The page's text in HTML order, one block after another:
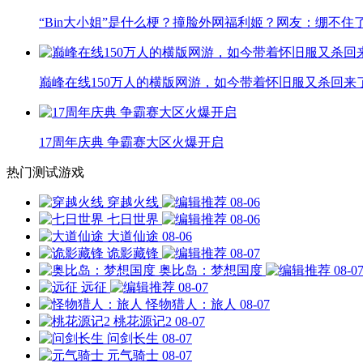
“Bin大小姐”是什么梗？撞脸外网福利姬？网友：绷不住
巅峰在线150万人的横版网游，如今带着怀旧服又杀回来
17周年庆典 争霸赛大区火爆开启
热门测试游戏
穿越火线
08-06
七日世界
08-06
大道仙途 08-06
诡影藏锋
08-07
奥比岛：梦想国度
08-07
远征
08-07
怪物猎人：旅人 08-07
桃花源记2 08-07
问剑长生 08-07
元气骑士 08-07